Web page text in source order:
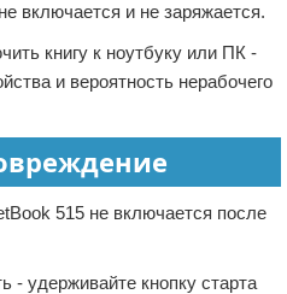
включается и не заряжается.
книгу к ноутбуку или ПК -
и вероятность нерабочего
515 не включается после
- удерживайте кнопку старта